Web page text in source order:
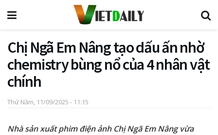
Chị Ngã Em Nâng tạo dấu ấn nhờ
chemistry bùng nổ của 4 nhân vật
chính
Thứ Năm, 11/09/2025 - 11:15
Nhà sản xuất phim điện ảnh Chị Ngã Em Nâng vừa